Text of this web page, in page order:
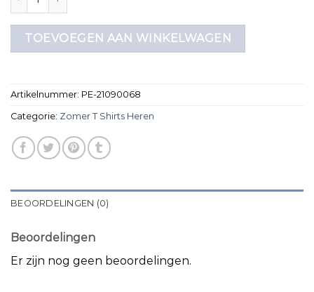
TOEVOEGEN AAN WINKELWAGEN
Artikelnummer: PE-21090068
Categorie: Zomer T Shirts Heren
BEOORDELINGEN (0)
Beoordelingen
Er zijn nog geen beoordelingen.